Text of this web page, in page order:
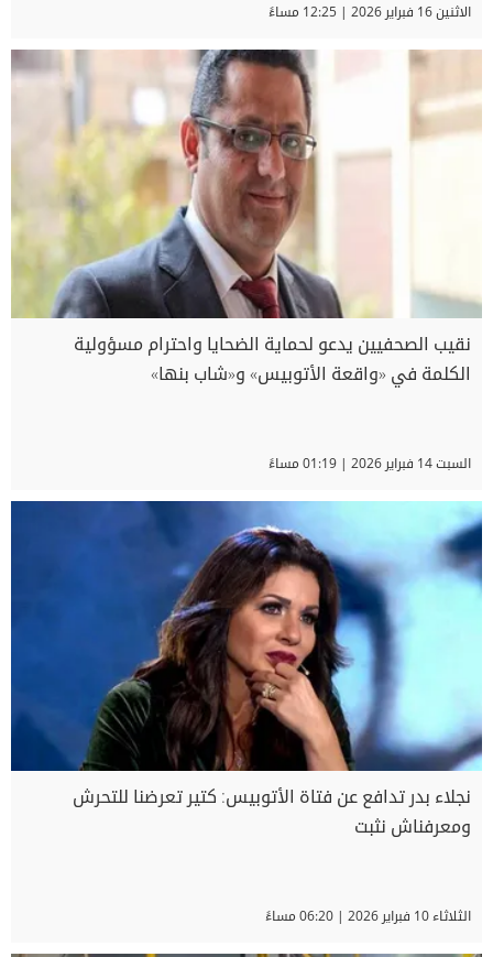
الاثنين 16 فبراير 2026 | 12:25 مساءً
نقيب الصحفيين يدعو لحماية الضحايا واحترام مسؤولية
الكلمة في «واقعة الأتوبيس» و«شاب بنها»
السبت 14 فبراير 2026 | 01:19 مساءً
نجلاء بدر تدافع عن فتاة الأتوبيس: كتير تعرضنا للتحرش
ومعرفناش نثبت
الثلاثاء 10 فبراير 2026 | 06:20 مساءً